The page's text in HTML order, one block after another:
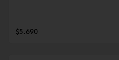
$5.690